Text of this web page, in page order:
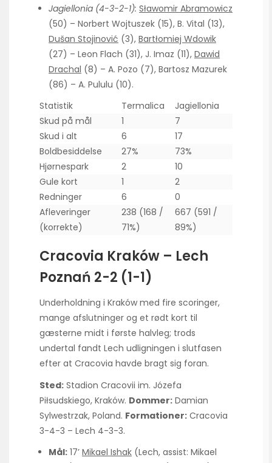
Jagiellonia (4-3-2-1): Sławomir Abramowicz
(50) – Norbert Wojtuszek (15), B. Vital (13),
Dušan Stojinović (3), Bartłomiej Wdowik
(27) – Leon Flach (31), J. Imaz (11), Dawid
Drachal (8) – A. Pozo (7), Bartosz Mazurek
(86) – A. Pululu (10).
Statistik
Termalica
Jagiellonia
Skud på mål
1
7
Skud i alt
6
17
Boldbesiddelse
27%
73%
Hjørnespark
2
10
Gule kort
1
2
Redninger
6
0
Afleveringer
(korrekte)
238 (168 /
71%)
667 (591 /
89%)
Cracovia Kraków – Lech
Poznań 2-2 (1-1)
Underholdning i Kraków med fire scoringer,
mange afslutninger og et rødt kort til
gæsterne midt i første halvleg; trods
undertal fandt Lech udligningen i slutfasen
efter at Cracovia havde bragt sig foran.
Sted: Stadion Cracovii im. Józefa
Piłsudskiego, Kraków. Dommer: Damian
Sylwestrzak, Poland. Formationer: Cracovia
3-4-3 – Lech 4-3-3.
Mål: 17’ Mikael Ishak (Lech, assist: Mikael